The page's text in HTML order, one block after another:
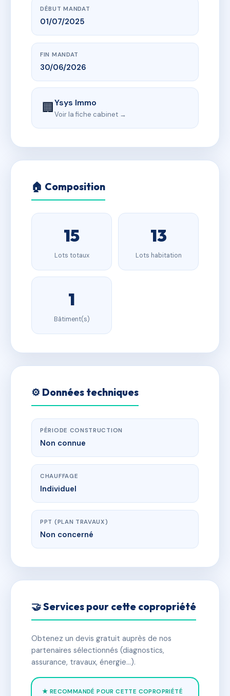
DÉBUT MANDAT
01/07/2025
FIN MANDAT
30/06/2026
🏢Ysys Immo
Voir la fiche cabinet →
🏠 Composition
15
Lots totaux
13
Lots habitation
1
Bâtiment(s)
⚙️ Données techniques
PÉRIODE CONSTRUCTION
Non connue
CHAUFFAGE
Individuel
PPT (PLAN TRAVAUX)
Non concerné
🤝 Services pour cette copropriété
Obtenez un devis gratuit auprès de nos
partenaires sélectionnés (diagnostics,
assurance, travaux, énergie…).
★ RECOMMANDÉ POUR CETTE COPROPRIÉTÉ